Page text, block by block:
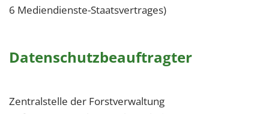
6 Mediendienste-Staatsvertrages)
Datenschutzbeauftragter
Zentralstelle der Forstverwaltung